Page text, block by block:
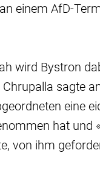
einem AfD-
wird Bystron
sagte
eine
hat und
von ihm